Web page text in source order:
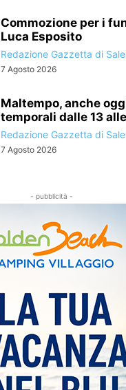
Commozione per i
Luca Esposito
Redazione Gazzetta di
7 Agosto 2026
Maltempo, anche
temporali dalle 13
Redazione Gazzetta di
7 Agosto 2026
- pubblicità -